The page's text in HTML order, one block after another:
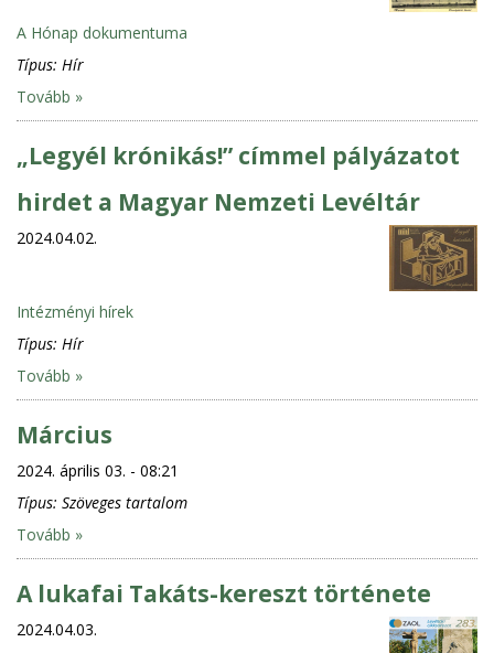
A Hónap dokumentuma
Típus: Hír
Tovább »
„Legyél krónikás!” címmel pályázatot
hirdet a Magyar Nemzeti Levéltár
2024.04.02.
Intézményi hírek
Típus: Hír
Tovább »
Március
2024. április 03. - 08:21
Típus: Szöveges tartalom
Tovább »
A lukafai Takáts-kereszt története
2024.04.03.